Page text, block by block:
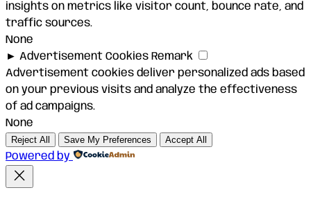
insights on metrics like visitor count, bounce rate, and
traffic sources.
None
► Advertisement Cookies Remark
Advertisement cookies deliver personalized ads based
on your previous visits and analyze the effectiveness
of ad campaigns.
None
Reject All Save My Preferences Accept All
Powered by